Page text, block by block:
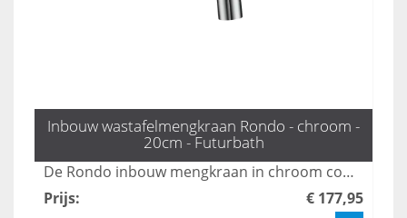
Inbouw wastafelmengkraan Rondo - chroom -
20cm - Futurbath
De Rondo inbouw mengkraan in chroom combineert een minimalistisch ontwerp met elegante functionaliteit, perfect voor moderne badkamers. Deze kraan zorgt voor een stijlvolle uitstraling en optimale gebruikservaring, waardoor uw badkamer een luxe uitstraling krijgt. Met duurzame materialen en een gebruiksvriendelijke bediening is de Rondo een uitstekende keuze voor elke badkamerinrichting.
Prijs: € 177,95